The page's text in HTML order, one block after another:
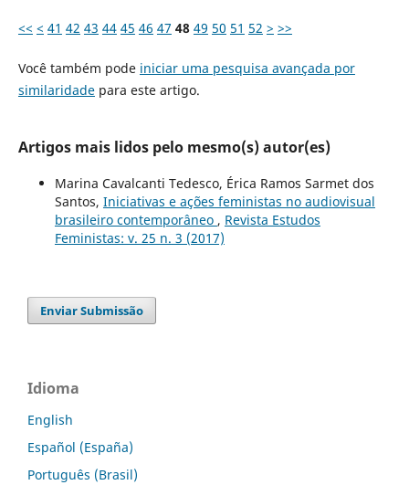
<< < 41 42 43 44 45 46 47 48 49 50 51 52 > >>
Você também pode iniciar uma pesquisa avançada por
similaridadepara este artigo.
Artigos mais lidos pelo mesmo(s) autor(es)
Marina Cavalcanti Tedesco, Érica Ramos Sarmet dos
Santos, Iniciativas e ações feministas no audiovisual
brasileiro contemporâneo , Revista Estudos
Feministas: v. 25 n. 3 (2017)
Enviar Submissão
Idioma
English
Español (España)
Português (Brasil)